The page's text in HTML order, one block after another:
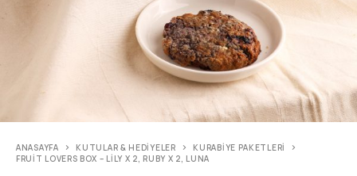
ANASAYFA KUTULAR & HEDIYELER
KURABIYE PAKETLERI
FRUIT LOVERS BOX – LILY X 2, RUBY X 2, LUNA